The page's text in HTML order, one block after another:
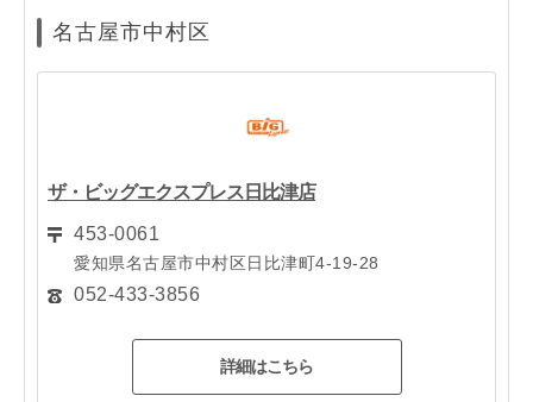
名古屋市中村区
ザ・ビッグエクスプレス日比津店
453-0061
愛知県名古屋市中村区日比津町4-19-28
052-433-3856
詳細はこちら